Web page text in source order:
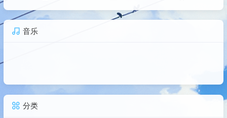
音乐
分类